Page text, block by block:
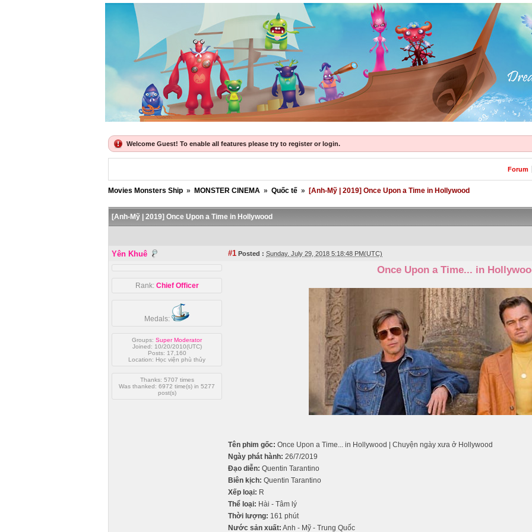
Welcome Guest! To enable all features please try to register or login.
Forum
Movies Monsters Ship » MONSTER CINEMA » Quốc tế » [Anh-Mỹ | 2019] Once Upon a Time in Hollywood
[Anh-Mỹ | 2019] Once Upon a Time in Hollywood
Yên Khuê #1 Posted : Sunday, July 29, 2018 5:18:48 PM(UTC)
Rank: Chief Officer
Medals:
Groups: Super Moderator
Joined: 10/20/2010(UTC)
Posts: 17,160
Location: Học viện phù thủy
Thanks: 5707 times
Was thanked: 6972 time(s) in 5277
post(s)
Once Upon a Time... in
Tên phim gốc: Once Upon a Time... in Hollywood | Chuyện ngày xưa ở Hollywood
Ngày phát hành: 26/7/2019
Đạo diễn: Quentin Tarantino
Biên kịch: Quentin Tarantino
Xếp loại: R
Thể loại: Hài - Tâm lý
Thời lượng: 161 phút
Nước sản xuất: Anh - Mỹ - Trung Quốc